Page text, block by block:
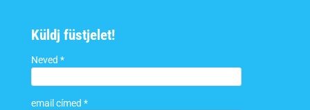
Küldj füstjelet!
Neved *
email címed *